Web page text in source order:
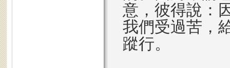
意，彼得說：
我們受過苦，
蹤行。